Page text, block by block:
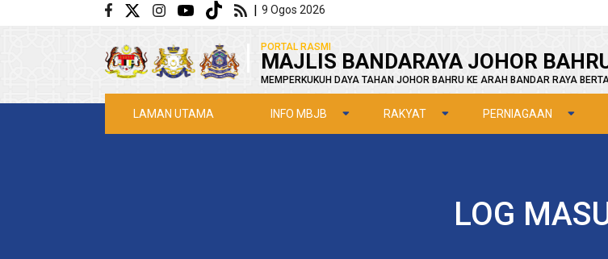
Langkau ke kandungan utama | 9 Ogos 2026
PORTAL RASMI
MAJLIS BANDARAYA JOHOR
MEMPERKUKUH DAYA TAHAN JOHOR BAHRU KE ARAH BANDAR RAYA
LAMAN UTAMA INFO MBJB RAKYAT PERNIAGAAN
LOG